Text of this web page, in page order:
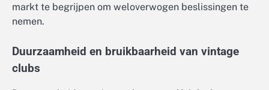
markt te begrijpen om weloverwogen beslissingen te
nemen.
Duurzaamheid en bruikbaarheid van vintage
clubs